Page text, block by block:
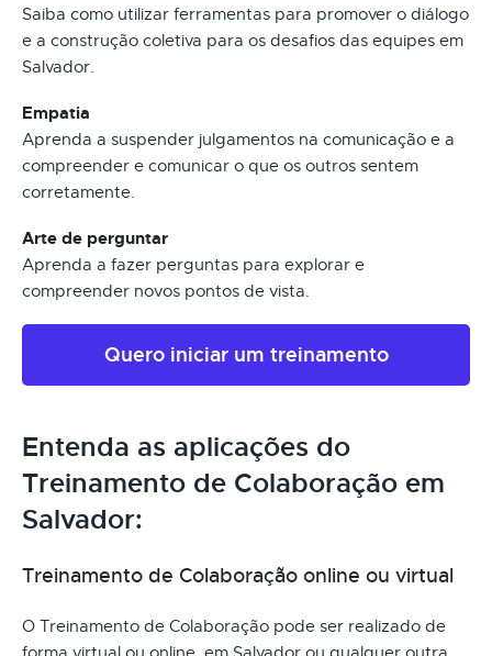
Saiba como utilizar ferramentas para promover o diálogo
e a construção coletiva para os desafios das equipes em
Salvador.
Empatia
Aprenda a suspender julgamentos na comunicação e a
compreender e comunicar o que os outros sentem
corretamente.
Arte de perguntar
Aprenda a fazer perguntas para explorar e
compreender novos pontos de vista.
Quero iniciar um treinamento
Entenda as aplicações do
Treinamento de Colaboração em
Salvador:
Treinamento de Colaboração online ou virtual
O Treinamento de Colaboração pode ser realizado de